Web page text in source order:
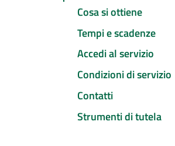
Cosa si ottiene
Tempi e scadenze
Accedi al servizio
Condizioni di servizio
Contatti
Strumenti di tutela